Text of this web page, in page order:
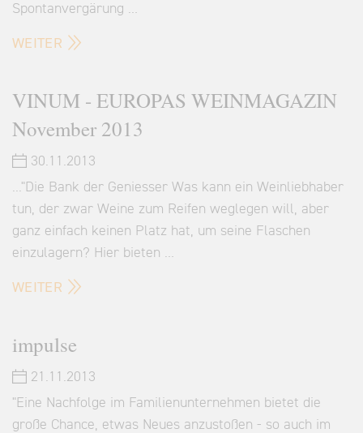
Spontanvergärung …
WEITER
VINUM - EUROPAS WEINMAGAZIN
November 2013
30.11.2013
..."Die Bank der Geniesser Was kann ein Weinliebhaber
tun, der zwar Weine zum Reifen weglegen will, aber
ganz einfach keinen Platz hat, um seine Flaschen
einzulagern? Hier bieten …
WEITER
impulse
21.11.2013
"Eine Nachfolge im Familienunternehmen bietet die
große Chance, etwas Neues anzustoßen - so auch im